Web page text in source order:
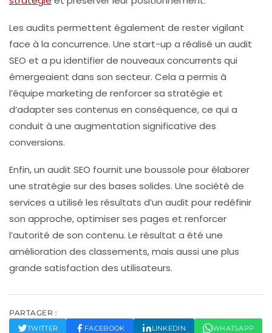
Les audits permettent également de rester vigilant
face à la concurrence. Une start-up a réalisé un audit
SEO et a pu identifier de nouveaux concurrents qui
émergeaient dans son secteur. Cela a permis à
l’équipe marketing de renforcer sa stratégie et
d’adapter ses contenus en conséquence, ce qui a
conduit à une augmentation significative des
conversions.
Enfin, un audit SEO fournit une boussole pour élaborer
une stratégie sur des bases solides. Une société de
services a utilisé les résultats d’un audit pour redéfinir
son approche, optimiser ses pages et renforcer
l’autorité de son contenu. Le résultat a été une
amélioration des classements, mais aussi une plus
grande satisfaction des utilisateurs.
PARTAGER :
TWITTER FACEBOOK LINKEDIN WHATSAPP